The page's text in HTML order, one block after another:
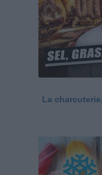
La